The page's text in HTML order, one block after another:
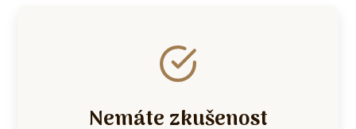
Nemáte zkušenost